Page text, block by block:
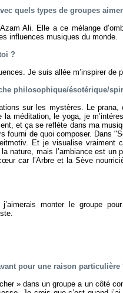
quels types de groupes
Ali. Elle a ce mélange
influences musiques du monde.
?
Je suis allée m’inspirer de
philosophique/ésotérique/
sur les mystères. Le prana,
méditation, le yoga, je
et ça se reflète dans ma
fourni de quoi composer. Dans
Et je visualise
nature, mais l’ambiance est
car l’Arbre et la Sève
monter le groupe
pour une raison particulière
» dans un groupe a un côté